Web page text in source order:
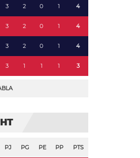
3 2 0 1 4
3 2 0 1 4
3 2 0 1 4
3 1 1 1 3
PJ PG PE PP PTS